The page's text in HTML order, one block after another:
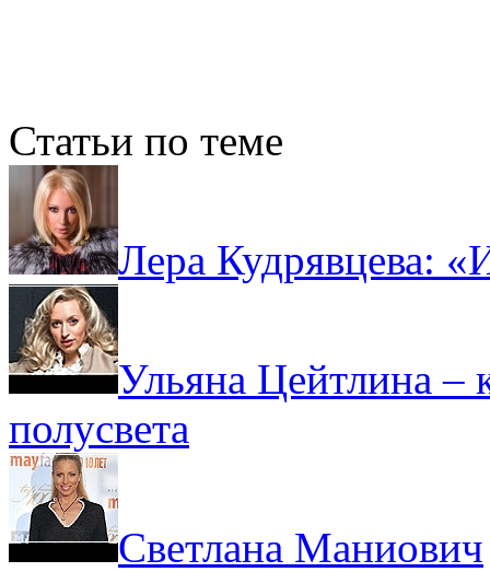
Статьи по теме
Лера Кудрявцева:
Ульяна Цейтлина –
полусвета
Светлана Маниович